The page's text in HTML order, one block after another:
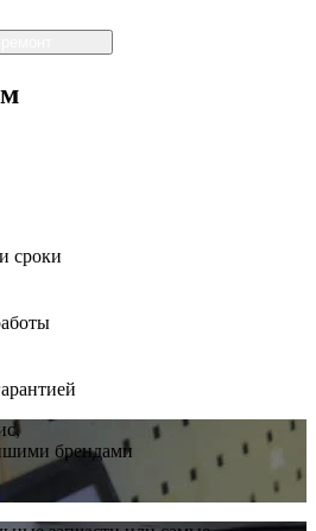
сроки
брендами